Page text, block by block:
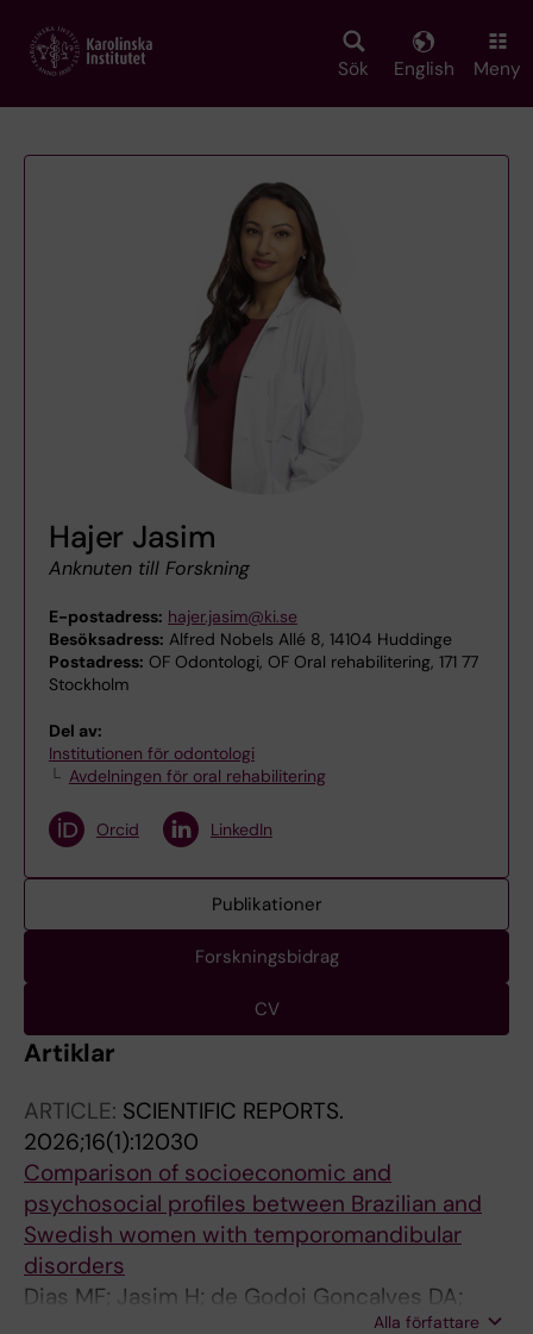
main
Sök English Meny
Hajer Jasim
Anknuten till Forskning
E-postadress: hajer.jasim@ki.se
Besöksadress: Alfred Nobels Allé 8, 14104 Huddinge
Postadress: OF Odontologi, OF Oral rehabilitering, 171 77
Stockholm
Del av:
Institutionen för odontologi
Avdelningen för oral rehabilitering
Orcid LinkedIn
Publikationer
Forskningsbidrag
CV
Artiklar
ARTICLE: SCIENTIFIC REPORTS.
2026;16(1):12030
Comparison of socioeconomic and
psychosocial profiles between Brazilian and
Swedish women with temporomandibular
disorders
Dias MF; Jasim H; de Godoi Goncalves DA;
Alla författare